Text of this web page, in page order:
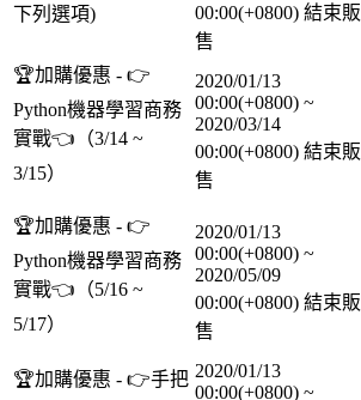
下列選項)
00:00(+0800) 結束販
售
🏆加購優惠 - 👉
Python機器學習商務
實戰👈（3/14 ~
3/15）
2020/01/13
00:00(+0800) ~
2020/03/14
00:00(+0800) 結束販
售
🏆加購優惠 - 👉
Python機器學習商務
實戰👈（5/16 ~
5/17）
2020/01/13
00:00(+0800) ~
2020/05/09
00:00(+0800) 結束販
售
🏆加購優惠 - 👉手把 2020/01/13
00:00(+0800) ~